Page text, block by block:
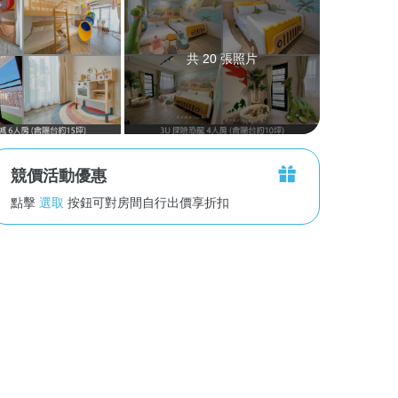
共 20 張照片
競價活動優惠
點擊 選取 按鈕可對房間自行出價享折扣